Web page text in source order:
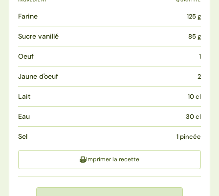
Farine 125 g
Sucre vanillé 85 g
Oeuf 1
Jaune d'oeuf 2
Lait 10 cl
Eau 30 cl
Sel 1 pincée
Imprimer la recette